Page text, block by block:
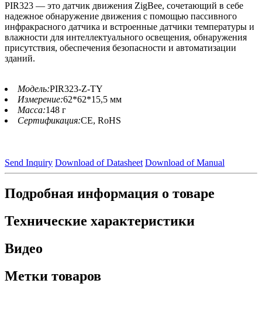
PIR323 — это датчик движения ZigBee, сочетающий в себе
надежное обнаружение движения с помощью пассивного
инфракрасного датчика и встроенные датчики температуры и
влажности для интеллектуального освещения, обнаружения
присутствия, обеспечения безопасности и автоматизации
зданий.
Модель:PIR323-Z-TY
Измерение:62*62*15,5 мм
Масса:148 г
Сертификация:CE, RoHS
Send Inquiry Download of Datasheet Download of Manual
Подробная информация о товаре
Технические характеристики
Видео
Метки товаров